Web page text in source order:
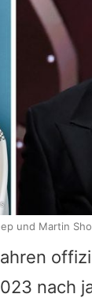
nach
und Martin